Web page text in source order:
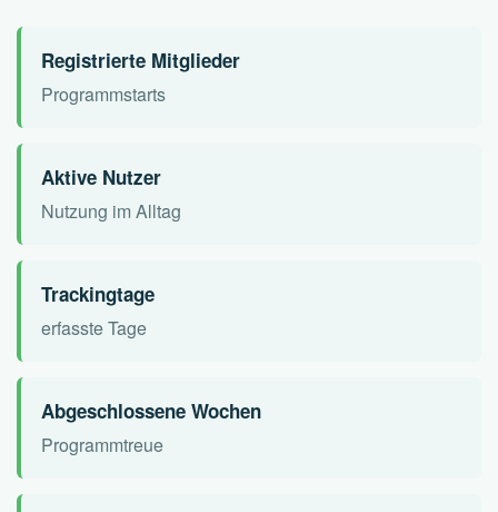
Registrierte Mitglieder
Programmstarts
Aktive Nutzer
Nutzung im Alltag
Trackingtage
erfasste Tage
Abgeschlossene Wochen
Programmtreue